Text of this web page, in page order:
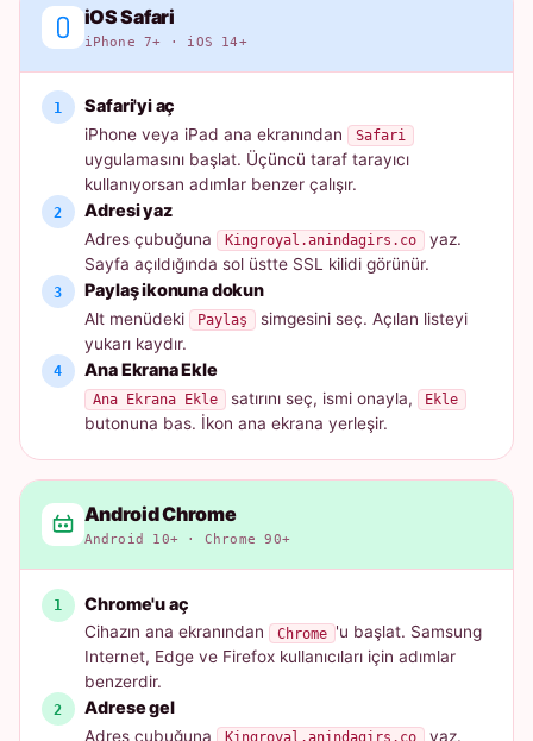
iOS Safari
iPhone 7+ · iOS 14+
Safari'yi aç
iPhone veya iPad ana ekranından Safari
uygulamasını başlat. Üçüncü taraf tarayıcı
kullanıyorsan adımlar benzer çalışır.
Adresi yaz
Adres çubuğuna Kingroyal.anindagirs.co
yaz.
Sayfa açıldığında sol üstte SSL kilidi görünür.
Paylaş ikonuna dokun
Alt menüdeki Paylaş
simgesini seç. Açılan listeyi
yukarı kaydır.
Ana Ekrana Ekle
Ana Ekrana Ekle satırını seç, ismi onayla, Ekle
butonuna bas. İkon ana ekrana yerleşir.
Android Chrome
Android 10+ · Chrome 90+
Chrome'u aç
Cihazın ana ekranından Chrome 'u başlat. Samsung
Internet, Edge ve Firefox kullanıcıları için adımlar
benzerdir.
Adrese gel
Adres çubuğuna
yaz.